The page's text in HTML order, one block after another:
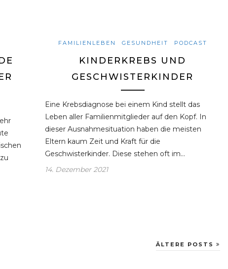
FAMILIENLEBEN GESUNDHEIT PODCAST
KINDERKREBS UND
GESCHWISTERKINDER
Eine Krebsdiagnose bei einem Kind stellt das
Leben aller Familienmitglieder auf den Kopf. In
dieser Ausnahmesituation haben die meisten
Eltern kaum Zeit und Kraft für die
Geschwisterkinder. Diese stehen oft im…
14. Dezember 2021
ÄLTERE POSTS